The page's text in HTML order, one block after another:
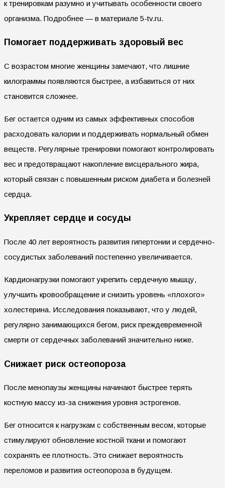
к тренировкам разумно и учитывать особенности своего
организма. Подробнее — в материале 5-tv.ru.
Помогает поддерживать здоровый вес
С возрастом многие женщины замечают, что лишние
килограммы появляются быстрее, а избавиться от них
становится сложнее.
Бег остается одним из самых эффективных способов
расходовать калории и поддерживать нормальный обмен
веществ. Регулярные тренировки помогают контролировать
вес и предотвращают накопление висцерального жира,
который связан с повышенным риском диабета и болезней
сердца.
Укрепляет сердце и сосуды
После 40 лет вероятность развития гипертонии и сердечно-
сосудистых заболеваний постепенно увеличивается.
Кардионагрузки помогают укрепить сердечную мышцу,
улучшить кровообращение и снизить уровень «плохого»
холестерина. Исследования показывают, что у людей,
регулярно занимающихся бегом, риск преждевременной
смерти от сердечных заболеваний значительно ниже.
Снижает риск остеопороза
После менопаузы женщины начинают быстрее терять
костную массу из-за снижения уровня эстрогенов.
Бег относится к нагрузкам с собственным весом, которые
стимулируют обновление костной ткани и помогают
сохранять ее плотность. Это снижает вероятность
переломов и развития остеопороза в будущем.